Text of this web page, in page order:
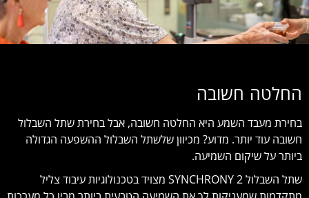
החלטה חשובה
בחירת מעבד השמע היא החלטה חשובה, אבל בחירת שתל השבלול
חשובה עוד יותר. מדוע? מכיוון שלשתל השבלול ההשפעה הגדולה
ביותר על שיקום השמיעה.
שתל השבלול SYNCHRONY 2 מצויד בטכנולוגיות עיבוד צליל